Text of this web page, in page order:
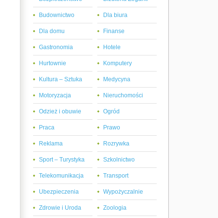
Budownictwo Dla biura
Dla domu Finanse
Gastronomia Hotele
Hurtownie Komputery
Kultura – Sztuka Medycyna
Motoryzacja Nieruchomości
Odzież i obuwie Ogród
Praca Prawo
Reklama Rozrywka
Sport – Turystyka Szkolnictwo
Telekomunikacja Transport
Ubezpieczenia Wypożyczalnie
Zdrowie i Uroda Zoologia